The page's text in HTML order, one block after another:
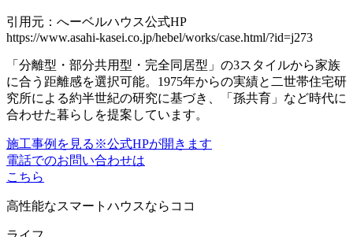
引用元：へーベルハウス公式HP
https://www.asahi-kasei.co.jp/hebel/works/case.html/?id=j273
「分離型・部分共用型・完全同居型」の3スタイルから家族
に合う距離感を選択可能。1975年からの実績と二世帯住宅研
究所による約半世紀の研究に基づき、「孫共育」など時代に
合わせた暮らしを提案しています。
施工事例を見る ※公式HPが開きます
電話でのお問い合わせは
こちら
高性能なスマートハウスならココ